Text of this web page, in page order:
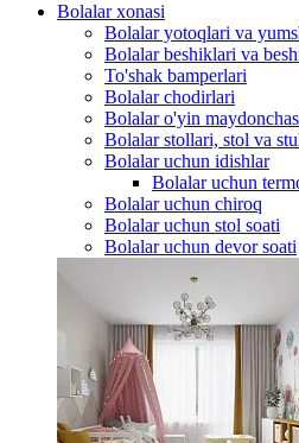
Bolalar xonasi
Bolalar yotoqlari va
Bolalar beshiklari va
To'shak bamperlari
Bolalar chodirlari
Bolalar o'yin
Bolalar stollari, stol va
Bolalar uchun idishlar
Bolalar uchun
Bolalar uchun chiroq
Bolalar uchun stol soati
Bolalar uchun devor soati